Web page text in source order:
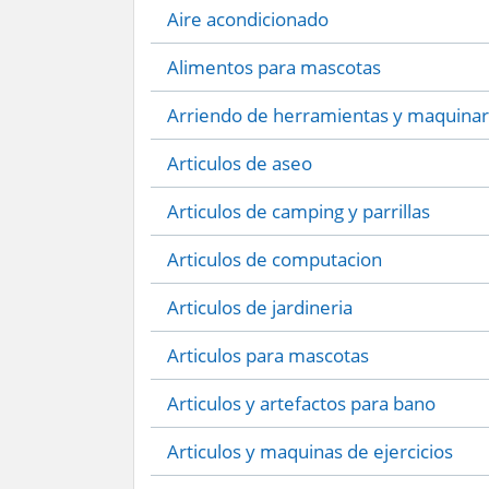
Aire acondicionado
Alimentos para mascotas
Arriendo de herramientas y
Articulos de aseo
Articulos de camping y parrillas
Articulos de computacion
Articulos de jardineria
Articulos para mascotas
Articulos y artefactos para bano
Articulos y maquinas de ejercicios